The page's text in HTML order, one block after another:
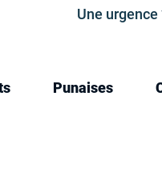
Une
Punaises